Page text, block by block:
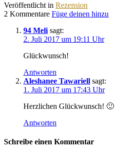
Veröffentlicht in Rezension
2 Kommentare Füge deinen hinzu
94 Meli sagt:
2. Juli 2017 um 19:11 Uhr
Glückwunsch!
Antworten
Aleshanee Tawariell sagt:
1. Juli 2017 um 17:43 Uhr
Herzlichen Glückwunsch! 🙂
Antworten
Schreibe einen Kommentar